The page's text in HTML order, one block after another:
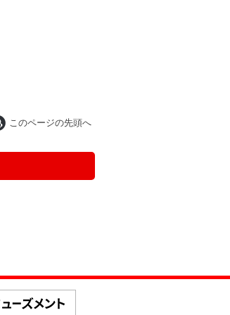
このページの先頭へ